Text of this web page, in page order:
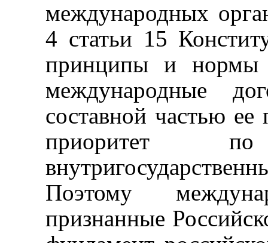
международных
4 статьи 15
принципы и нормы
международные
составной частью
приоритет
Поэтому
признанные